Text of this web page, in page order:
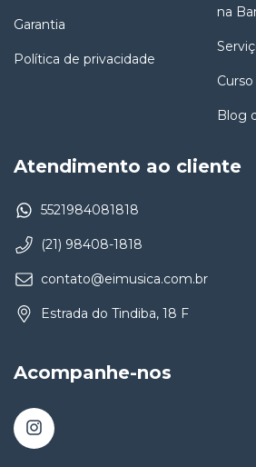
Garantia
Política de privacidade
na
Blog
Atendimento ao cliente
5521984081818
(21) 98408-1818
contato@eimusica.com.br
Estrada do Tindiba, 18 F
Acompanhe-nos